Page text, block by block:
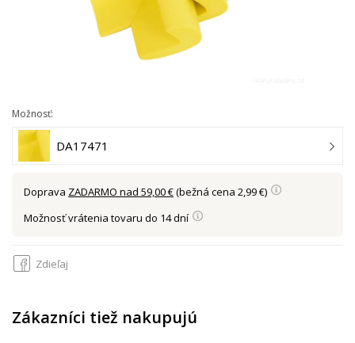
Možnosť:
DA17471
Doprava ZADARMO nad 59,00 €(bežná cena 2,99 €)
Možnosť vrátenia tovaru do 14 dní
Zdieľaj
Zákazníci tiež nakupujú